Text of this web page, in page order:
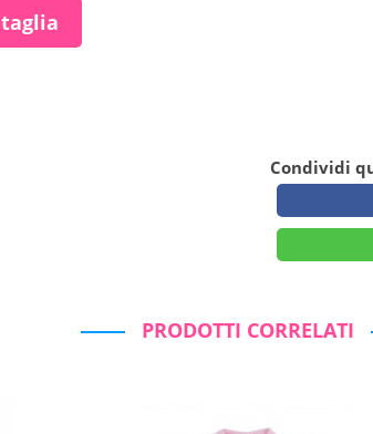
Condividi
PRODOTTI CORRELATI